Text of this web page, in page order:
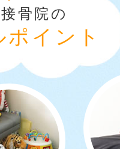
骨院の
イント